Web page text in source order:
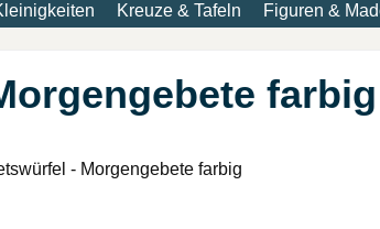
Kreuze & Tafeln Figuren &
farbig